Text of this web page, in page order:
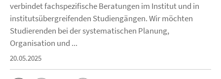
verbindet fachspezifische Beratungen im Institut und in
institutsübergreifenden Studiengängen. Wir möchten
Studierenden bei der systematischen Planung,
Organisation und ...
20.05.2025